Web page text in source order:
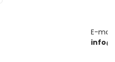
E-mail